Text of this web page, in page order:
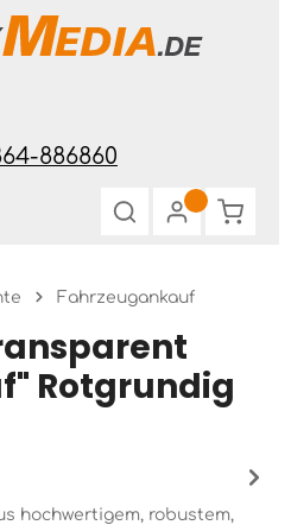
886860
Fahrzeugankauf
Rotgrundig
hochwertigem, robustem,